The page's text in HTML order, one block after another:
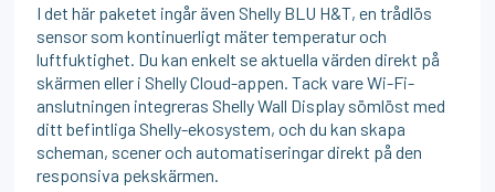
I det här paketet ingår även Shelly BLU H&T, en trådlös
sensor som kontinuerligt mäter temperatur och
luftfuktighet. Du kan enkelt se aktuella värden direkt på
skärmen eller i Shelly Cloud-appen. Tack vare Wi-Fi-
anslutningen integreras Shelly Wall Display sömlöst med
ditt befintliga Shelly-ekosystem, och du kan skapa
scheman, scener och automatiseringar direkt på den
responsiva pekskärmen.